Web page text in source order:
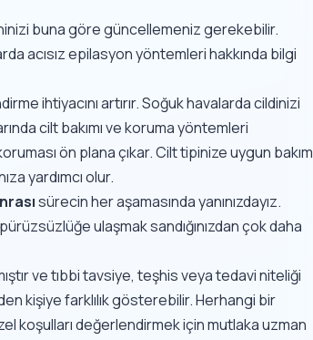
buna göre güncellemeniz gerekebilir.
acısız epilasyon yöntemlerihakkında bilgi
ihtiyacını artırır. Soğuk havalarda cildinizi
cilt bakımı ve koruma yöntemleri
ön plana çıkar. Cilt tipinize uygun bakım
yardımcı olur.
sürecin her aşamasında yanınızdayız.
ulaşmak sandığınızdan çok daha
ve tıbbi tavsiye, teşhis veya tedavi niteliği
kişiye farklılık gösterebilir. Herhangi bir
koşulları değerlendirmek için mutlaka uzman